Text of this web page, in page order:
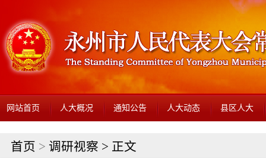
网站首页 人大概况 通知公告 人大动态 县区人大
首页 > 调研视察 > 正文